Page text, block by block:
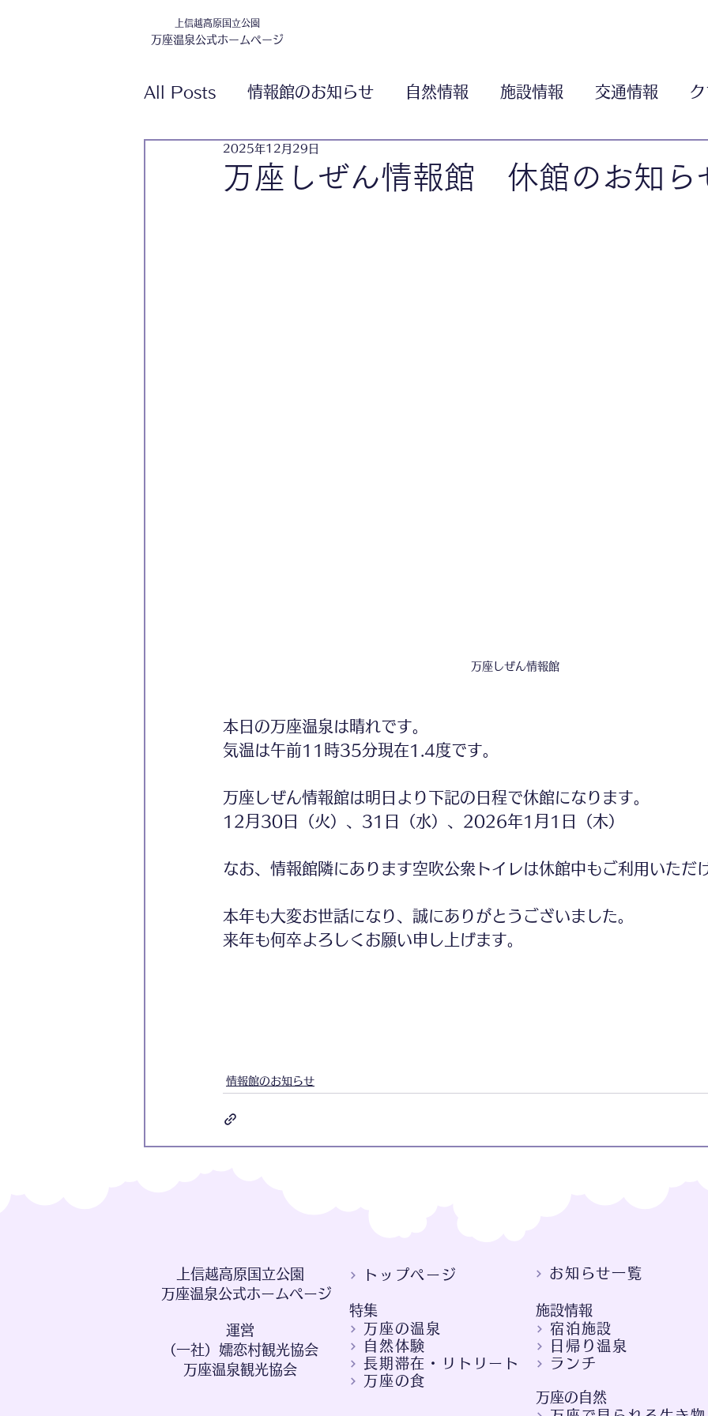
上信越高原国立公園
万座温泉公式ホームページ
All Posts 情報館のお知らせ 自然情報 施設情報 交通情報
万座しぜん情報館 休館のお知ら
2025年12月29日
万座しぜん情報館
本日の万座温泉は晴れです。
気温は午前11時35分現在1.4度です。
万座しぜん情報館は明日より下記の日程で休館になります。
12月30日（火）、31日（水）、2026年1月1日（木）
なお、情報館隣にあります空吹公衆トイレは休館中もご利用いただ
本年も大変お世話になり、誠にありがとうございました。
来年も何卒よろしくお願い申し上げます。
情報館のお知らせ
​上信越高原国立公園
万座温泉公式ホームページ
​運営
（一社）嬬恋村観光協会
​万座温泉観光協会
トップページ お知らせ一覧
特集
万座の温泉
自然体験
長期滞在・リトリート
万座の食
施設情報
宿泊施設
日帰り温泉
ランチ
万座の自然